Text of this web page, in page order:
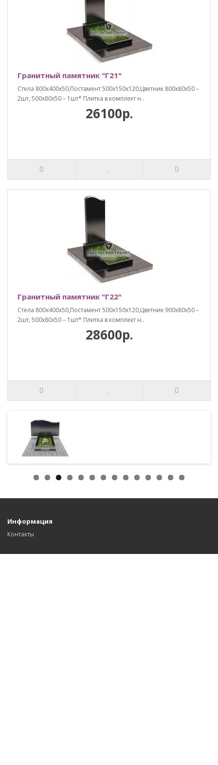
Гранитный памятник "Г21"
Стела 800х400х50,Постамент 500х150х120,Цветник 800х80х50 –
2шт, 500х80х50 – 1шт* Плитка в комплект н..
26100р.
Гранитный памятник "Г22"
Стела 800х400х50,Постамент 500х150х120,Цветник 900х80х50 –
2шт, 500х80х50 – 1шт* Плитка в комплект н..
28600р.
Информация
Контакты